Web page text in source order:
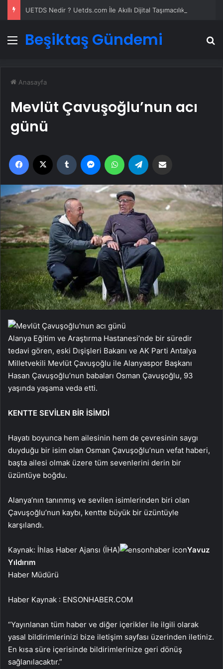
Menü
Beşiktaş Gündemi
Anasayfa
Mevlüt Çavuşoğlu’nun acı
günü
Facebook Tumblr MessengerWhatsApp
Alanya Eğitim ve Araştırma Hastanesi’nde bir süredir
tedavi gören, eski Dışişleri Bakanı ve AK Parti Antalya
Milletvekili Mevlüt Çavuşoğlu ile Alanyaspor Başkanı
Hasan Çavuşoğlu’nun babaları Osman Çavuşoğlu, 93
yaşında yaşama veda etti.
KENTTE SEVİLEN BİR İSİMDİ
Hayatı boyunca hem ailesinin hem de çevresinin saygı
duyduğu bir isim olan Osman Çavuşoğlu’nun vefat haberi,
başta ailesi olmak üzere tüm sevenlerini derin bir
üzüntüye boğdu.
Alanya’nın tanınmış ve sevilen isimlerinden biri olan
Çavuşoğlu’nun kaybı, kentte büyük bir üzüntüyle
karşılandı.
Kaynak: İhlas Haber Ajansı (İHA)
Yavuz
Yıldırım
Haber Müdürü
Haber Kaynak : ENSONHABER.COM
“Yayınlanan tüm haber ve diğer içerikler ile ilgili olarak
yasal bildirimlerinizi bize iletişim sayfası üzerinden iletiniz.
En kısa süre içerisinde bildirimlerinize geri dönüş
sağlanılacaktır.”